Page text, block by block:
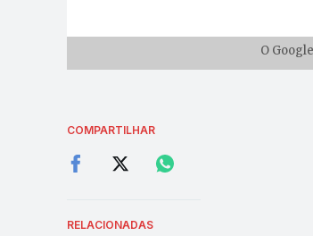
O
COMPARTILHAR
RELACIONADAS